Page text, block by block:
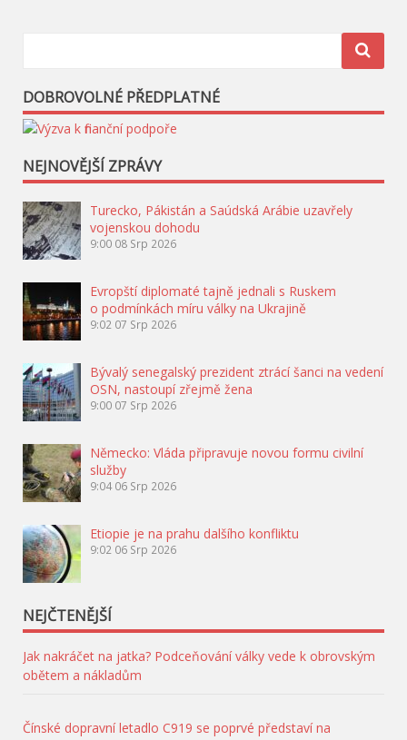
DOBROVOLNÉ PŘEDPLATNÉ
NEJNOVĚJŠÍ ZPRÁVY
Turecko, Pákistán a Saúdská Arábie uzavřely
vojenskou dohodu
9:00 08 Srp 2026
Evropští diplomaté tajně jednali s Ruskem
o podmínkách míru války na Ukrajině
9:02 07 Srp 2026
Bývalý senegalský prezident ztrácí šanci na vedení
OSN, nastoupí zřejmě žena
9:00 07 Srp 2026
Německo: Vláda připravuje novou formu civilní
služby
9:04 06 Srp 2026
Etiopie je na prahu dalšího konfliktu
9:02 06 Srp 2026
NEJČTENĚJŠÍ
Jak nakráčet na jatka? Podceňování války vede k obrovským
obětem a nákladům
Čínské dopravní letadlo C919 se poprvé představí na